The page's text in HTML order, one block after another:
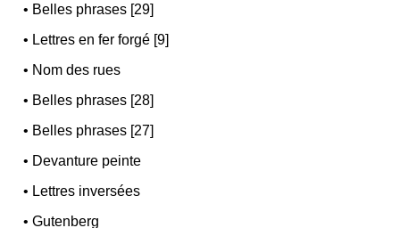
• Belles phrases [29]
• Lettres en fer forgé [9]
• Nom des rues
• Belles phrases [28]
• Belles phrases [27]
• Devanture peinte
• Lettres inversées
•Gutenberg